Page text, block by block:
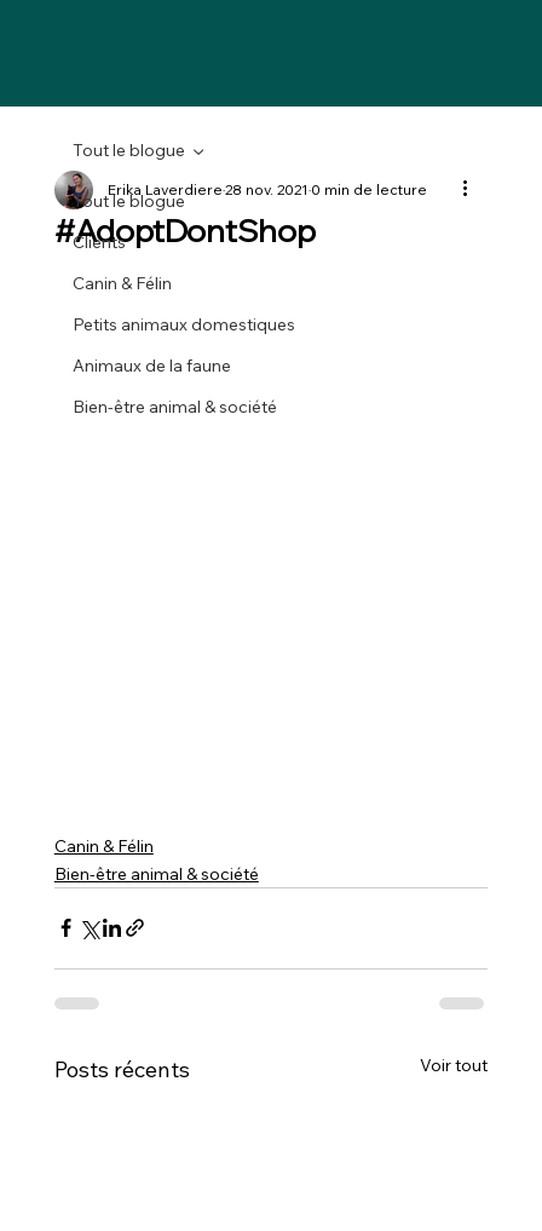
Tout le blogue
Clients
Canin & Félin
Petits animaux domestiques
Animaux de la faune
Bien-être animal & société
Tout le blogue
#AdoptDontShop
Erika Laverdiere28 nov. 2021 0 min de lecture
Canin & Félin
Bien-être animal & société
Posts récents Voir tout